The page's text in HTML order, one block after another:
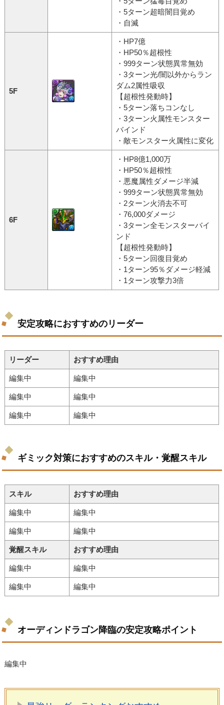
・5ターン超暗闇目覚め
・自滅
5F
・HP7億
・HP50％超根性
・999ターン状態異常無効
・3ターン光/闇以外からラン
ダム2属性吸収
【超根性発動時】
・5ターン落ちコンなし
・3ターン火属性モンスター
バインド
・敵モンスター火属性に変化
6F
・HP8億1,000万
・HP50％超根性
・悪魔属性ダメージ半減
・999ターン状態異常無効
・2ターン火消去不可
・76,000ダメージ
・3ターン全モンスターバイ
ンド
【超根性発動時】
・5ターン回復目覚め
・1ターン95％ダメージ軽減
・1ターン攻撃力3倍
安定攻略におすすめのリーダー
リーダー おすすめ理由
編集中 編集中
編集中 編集中
編集中 編集中
ギミック対策におすすめのスキル・覚醒スキル
スキル おすすめ理由
編集中 編集中
編集中 編集中
覚醒スキル おすすめ理由
編集中 編集中
編集中 編集中
オーディンドラゴン降臨の安定攻略ポイント
編集中